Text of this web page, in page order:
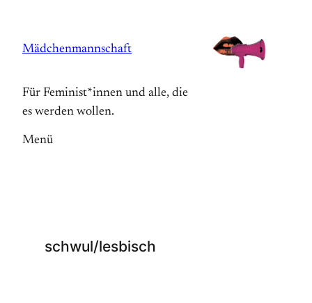
springen
Mädchenmannschaft
Für Feminist*innen und alle, die
es werden wollen.
Menü
schwul/lesbisch